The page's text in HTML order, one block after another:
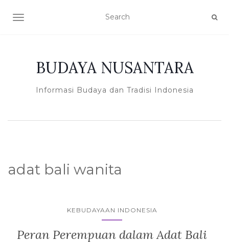
TOGGLE NAVIGATION
BUDAYA NUSANTARA
Informasi Budaya dan Tradisi Indonesia
adat bali wanita
KEBUDAYAAN INDONESIA
Peran Perempuan dalam Adat Bali